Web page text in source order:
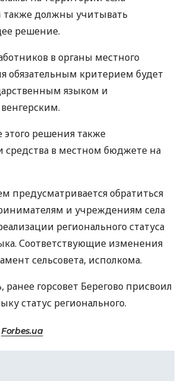
также должны учитывать
решение.
в органы местного
обязательным критерием будет
языком и
решения также
средства в местном бюджете на
предусматривается обратиться
и учреждениям села
регионального статуса
Соответствующие изменения
сельсовета, исполкома.
ранее горсовет Берегово присвоил
статус регионального.
Forbes.ua